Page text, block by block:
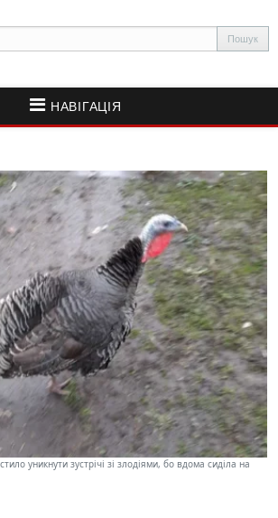
НАВІГАЦІЯ
уникнути зустрічі зі злодіями, бо вдома сиділа на